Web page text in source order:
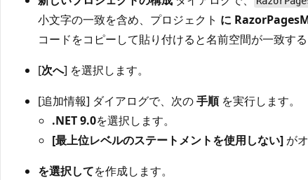
小文字の一致を含め、プロジェクト に
コードをコピーして貼り付けると名前空間が一致す
[次へ] を選択します。
[追加情報] ダイアログで、次の手順を実行します。
.NET 9.0を選択します。
[最上位レベルのステートメントを使用しない]が
を選択してを作成します。